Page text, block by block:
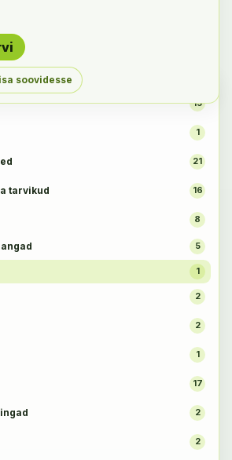
15
1
21
tarvikud 16
8
5
1
2
2
1
17
2
2
LifePO4 aku kogus
soovidesse